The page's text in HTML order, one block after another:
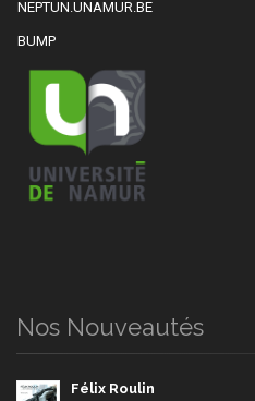
NEPTUN.UNAMUR.BE
BUMP
Nos Nouveautés
Félix Roulin